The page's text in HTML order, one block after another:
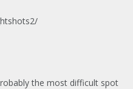
the most difficult spot